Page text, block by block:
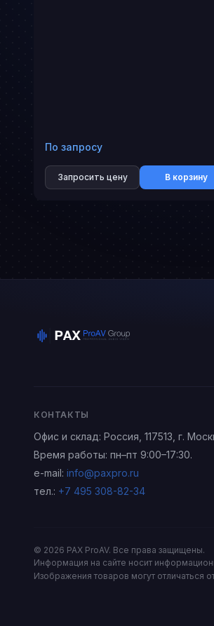
По запросу
Запросить цену В корзину
КОНТАКТЫ
Офис и склад: Россия , 117513, г.
Время работы: пн–пт 9:00–17:30.
e-mail: info@paxpro.ru
тел.: +7 495 308-82-34
© 2026 PAX ProAV. Все права защищены.
Информация на сайте носит
Изображения товаров могут отличаться